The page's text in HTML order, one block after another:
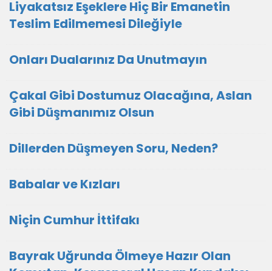
Liyakatsız Eşeklere Hiç Bir Emanetin
Teslim Edilmemesi Dileğiyle
Onları Dualarınız Da Unutmayın
Çakal Gibi Dostumuz Olacağına, Aslan
Gibi Düşmanımız Olsun
Dillerden Düşmeyen Soru, Neden?
Babalar ve Kızları
Niçin Cumhur İttifakı
Bayrak Uğrunda Ölmeye Hazır Olan